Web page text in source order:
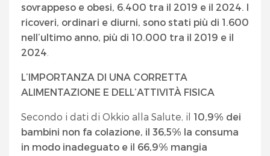
sovrappeso e obesi, 6.400 tra il 2019 e il 2024. I
ricoveri, ordinari e diurni, sono stati più di 1.600
nell’ultimo anno, più di 10.000 tra il 2019 e il
2024
L’IMPORTANZA DI UNA CORRETTA
ALIMENTAZIONE E DELL’ATTIVITÀ FISICA
Secondo i dati di Okkio alla Salute, il 10,9% dei
bambini non fa colazione, il 36,5% la consuma
in modo inadeguato e il 66,9% mangia